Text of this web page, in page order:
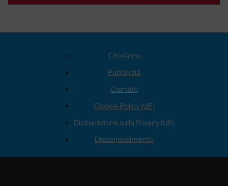
Chi siamo
Pubblicità
Contatti
Cookie Policy (UE)
Dichiarazione sulla Privacy (UE)
Disconoscimento